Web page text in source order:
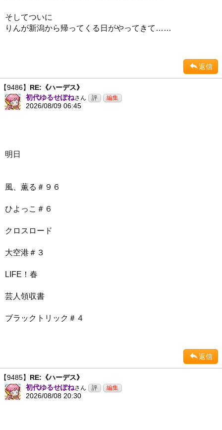
そしてついに
りんが新潟から帰ってくる日がやってきて……
返信
【9486】 RE:《ハーデス》
初代ゆるせぽねさん
2026/08/09 06:45
明日
風、薫る＃９６
ひよっこ＃６
クロスロード
大空港＃３
LIFE！春
芸人領収書
ブラックトリック＃４
返信
【9485】 RE:《ハーデス》
初代ゆるせぽねさん
2026/08/08 20:30